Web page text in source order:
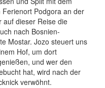
Podgora an der
auf dieser Reise die
nach Bosnien-
Mostar. Jozo steuert uns
Hof, um dort
und wer den
hat, wird nach der
verwöhnt.